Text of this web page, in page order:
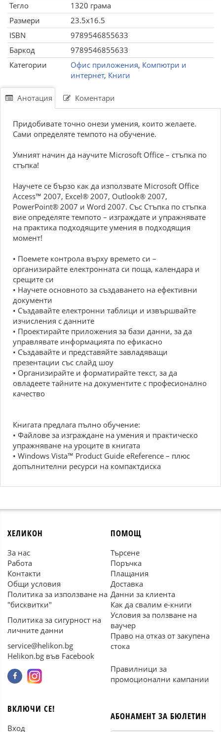
Тегло
1320 грама
Размери
23.5x16.5
ISBN
9789546855633
Баркод
9789546855633
Категории
Офис приложения, Компютри и
интернет, Книги
Анотация Коментари
Придобивате точно онези умения, които желаете.
Сами определяте темпото на обучение.
Умният начин да научите Microsoft Office – стъпка по
стъпка!
Научете се бързо как да използвате Microsoft Office
Access™ 2007, Excel® 2007, Outlook® 2007,
PowerPoint® 2007 и Word 2007. Със Стъпка по стъпка
вие определяте темпото – изграждате и упражнявате
на практика подходящите умения в подходящия
момент!
• Поемете контрола върху времето си –
организирайте електронната си поща, календара и
срещите си
• Научете основното за създаването на ефективни
документи
• Създавайте електронни таблици и извършвайте
изчисления с данните
• Проектирайте приложения за бази данни, за да
управлявате информацията по ефикасно
• Създавайте и представяйте завладяващи
презентации със слайд шоу
• Организирайте и форматирайте текст, за да
овладеете тайните на документите с професионално
качество
Книгата предлага пълно обучение:
• Файлове за изграждане на умения и практическо
упражняване на уроците в книгата
• Windows Vista™ Product Guide eReference – плюс
допълнителни ресурси на компактдиска
ХЕЛИКОН
За нас
Работа
Контакти
Общи условия
Политика за използване на
"бисквитки"
Политика за сигурност на
личните данни
service@helikon.bg
Helikon.bg във Facebook
ПОМОЩ
Търсене
Поръчка
Плащания
Доставка
Данни за клиента
Как да свалим е-книги
Условия за ползване на
ваучер
Право на отказ от закупена
стока
Правилници за
промоционални кампании
ВКЛЮЧИ СЕ!
Вход
АБОНАМЕНТ ЗА БЮЛЕТИН